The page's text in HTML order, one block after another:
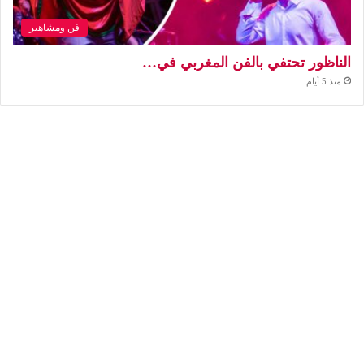
فن ومشاهير
الناظور تحتفي بالفن المغربي في…
منذ 5 أيام